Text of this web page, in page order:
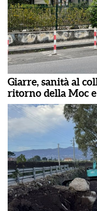
Giarre, sanità al
ritorno della Moc e